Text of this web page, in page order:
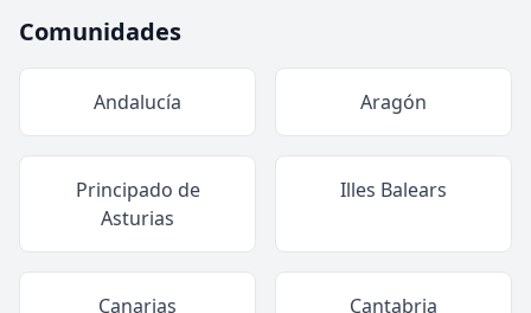
Comunidades
Andalucía Aragón
Principado de
Asturias
Illes Balears
Canarias Cantabria